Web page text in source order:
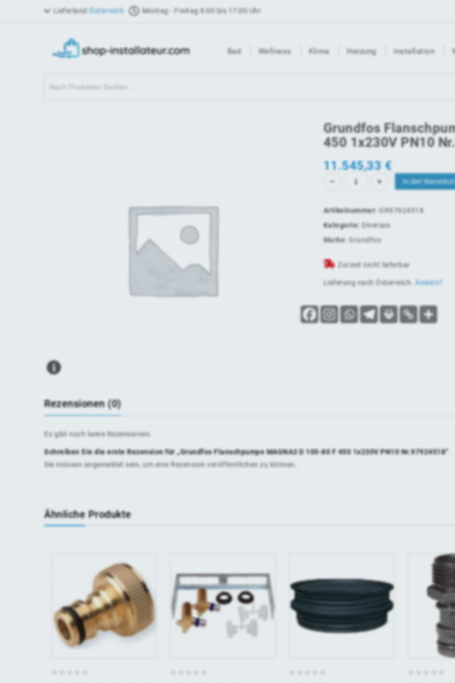
Lieferland Österreich Montag - Freitag 8:00 bis 17:00 Uhr
Bad Wellness Klima Heizung Installation
Grundfos
450 1x230V PN10
11.545,33€
In den
Artikelnummer: GR97924518
Kategorie: Diverses
Marke:Grundfos
Zurzeit nicht lieferbar
Lieferung nach Österreich Ändern?
Rezensionen (0)
Es gibt noch keine Rezensionen.
Schreiben Sie die erste Rezension für „Grundfos Flanschpumpe MAGNA3 D 100-80 F 450 1x230V PN10 Nr.97924518“
Sie müssen angemeldet sein, um eine Rezension veröffentlichen zu können.
Ähnliche Produkte